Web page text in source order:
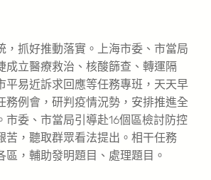
抓好推動落實。上海市委、市當局
成立醫療救治、核酸篩查、轉運隔
平易近訴求回應等任務專班，天天早
務例會，研判疫情況勢，安排推進全
市委、市當局引導赴16個區檢討防控
苦，聽取群眾看法提出。相干任務
區，輔助發明題目、處理題目。